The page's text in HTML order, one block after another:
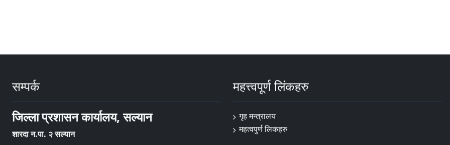
सम्पर्क
जिल्ला प्रशासन कार्यालय, सल्यान
शारदा न.पा. २ सल्यान
महत्त्वपूर्ण लिंकहरु
गृह मन्त्रालय
महत्वपुर्ण लि‌कहरु